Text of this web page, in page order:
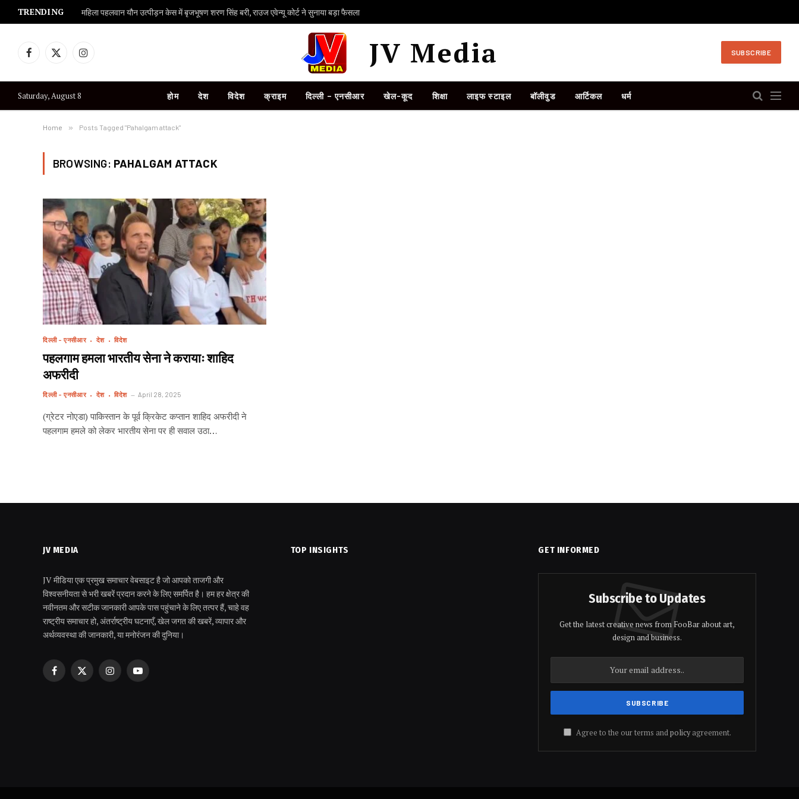
TRENDING महिला पहलवान यौन उत्पीड़न केस में बृजभूषण शरण सिंह बरी, राउज एवेन्यू कोर्ट ने सुनाया बड़ा फैसला
Facebook
X
Instagram JV Media SUBSCRIBE
Saturday, August 8 होम देश विदेश क्राइम दिल्ली – एनसीआर खेल-कूद शिक्षा लाइफ स्टाइल बॉलीवुड आर्टिकल धर्म
Home » Posts Tagged "Pahalgam attack"
BROWSING: PAHALGAM ATTACK
दिल्ली - एनसीआर देश विदेश
पहलगाम हमला भारतीय सेना ने करायाः शाहिद
अफरीदी
दिल्ली - एनसीआर देश विदेश April 28, 2025
(ग्रेटर नोएडा) पाकिस्तान के पूर्व क्रिकेट कप्तान शाहिद अफरीदी ने
पहलगाम हमले को लेकर भारतीय सेना पर ही सवाल उठा…
JV MEDIA
JV मीडिया एक प्रमुख समाचार वेबसाइट है जो आपको ताजगी और
विश्वसनीयता से भरी खबरें प्रदान करने के लिए समर्पित है। हम हर क्षेत्र की
नवीनतम और सटीक जानकारी आपके पास पहुंचाने के लिए तत्पर हैं, चाहे वह
राष्ट्रीय समाचार हो, अंतर्राष्ट्रीय घटनाएँ, खेल जगत की खबरें, व्यापार और
अर्थव्यवस्था की जानकारी, या मनोरंजन की दुनिया।
Facebook
X
InstagramYouTube
TOP INSIGHTS GET INFORMED
Subscribe to Updates
Get the latest creative news from FooBar about art,
design and business.
Agree to the our terms andpolicyagreement.